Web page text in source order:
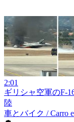
2:01
ギリシャ空軍のF-
陸
車とバイク / Carro